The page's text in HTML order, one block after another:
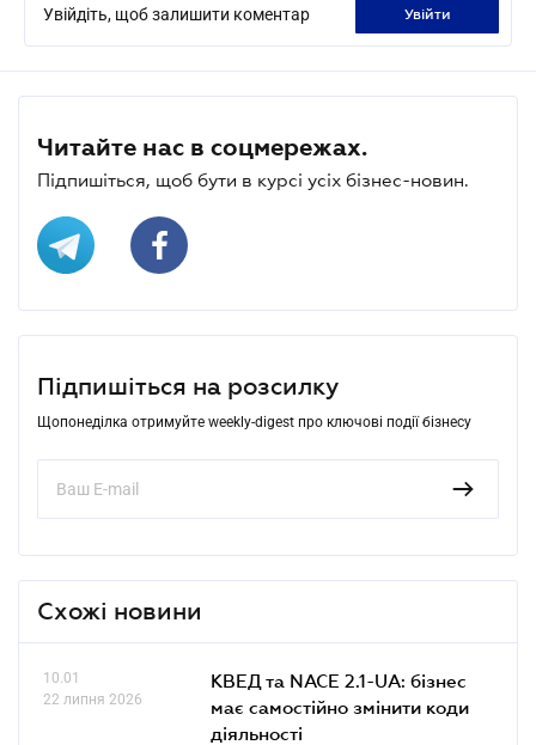
Увійдіть, щоб залишити коментар увійти
Читайте нас в соцмережах.
Підпишіться, щоб бути в курсі усіх бізнес-новин.
Підпишіться на розсилку
Щопонеділка отримуйте weekly-digest про ключові події бізнесу
Схожі новини
10.01
22 липня 2026
КВЕД та NACE 2.1-UA: бізнес
має самостійно змінити коди
діяльності